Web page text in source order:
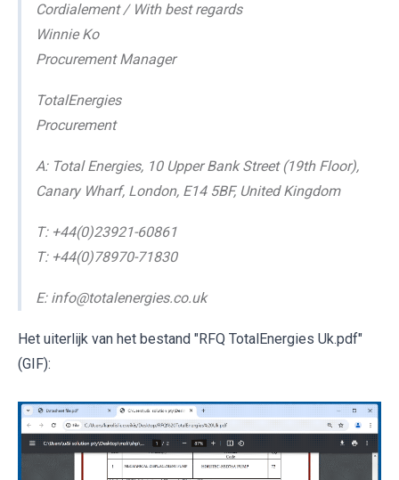
Cordialement / With best regards
Winnie Ko
Procurement Manager
TotalEnergies
Procurement
A: Total Energies, 10 Upper Bank Street (19th Floor),
Canary Wharf, London, E14 5BF, United Kingdom
T: +44(0)23921-60861
T: +44(0)78970-71830
E: info@totalenergies.co.uk
Het uiterlijk van het bestand "RFQ TotalEnergies Uk.pdf"
(GIF):